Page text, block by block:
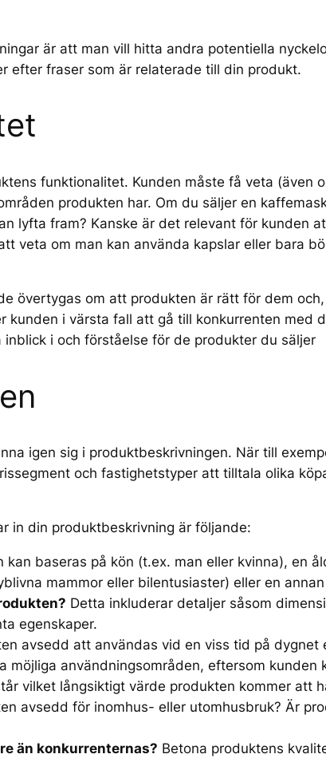
är att man vill hitta andra potentiella
efter fraser som är relaterade till din produkt.
funktionalitet. Kunden måste få veta (även
produkten har. Om du säljer en
lyfta fram? Kanske är det relevant för kunden
veta om man kan använda kapslar eller bara
övertygas om att produkten är rätt för dem
kunden i värsta fall att gå till konkurrenten med
i och förståelse för de produkter du säljer
igen sig i produktbeskrivningen. När till
och fastighetstyper att tilltala olika
in din produktbeskrivning är följande:
kan baseras på kön (t.ex. man eller kvinna), en
mammor eller bilentusiaster) eller en
Detta inkluderar detaljer såsom
egenskaper.
avsedd att användas vid en viss tid på
användningsområden, eftersom kunden
vilket långsiktigt värde produkten kommer att
avsedd för inomhus- eller utomhusbruk? Är
än konkurrenternas? Betona produktens